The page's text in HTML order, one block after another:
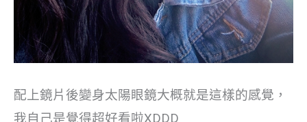
配上鏡片後變身太陽眼鏡大概就是這樣的感覺，
我自己是覺得超好看啦XDDD